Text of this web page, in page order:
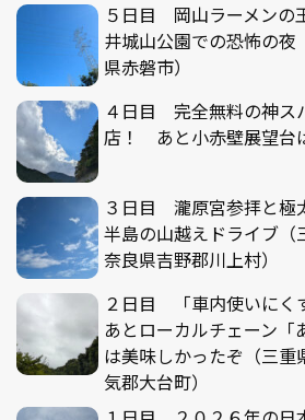
５日目 岡山ラーメンの
井城山公園での恐怖の
県赤磐市）
４日目 完全無料の神ス
店！ あと小赤壁展望台
３日目 瀧原宮参拝と
半島の山越えドライブ
奈良県吉野郡川上村）
２日目 「車内使いにく
あとローカルチェーン「
は美味しかったぞ（三
気郡大台町）